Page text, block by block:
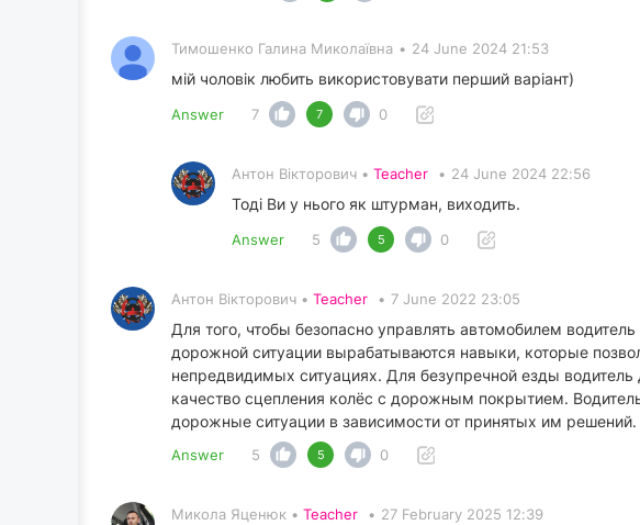
Тимошенко Галина Миколаївна • 24 June 2024 21:53
мій чоловік любить використовувати перший варіант)
Answer 7 7 0
Антон Вікторович • Teacher • 24 June 2024 22:56
Тоді Ви у нього як штурман, виходить.
Answer 5 5 0
Антон Вікторович • Teacher • 7 June 2022 23:05
Для того, чтобы безопасно управлять автомобилем
дорожной ситуации вырабатываются навыки, которые
непредвидимых ситуациях. Для безупречной езды
качество сцепления колёс с дорожным покрытием.
дорожные ситуации в зависимости от принятых им решений.
Answer 5 5 0
Микола Яценюк • Teacher • 27 February 2025 12:39